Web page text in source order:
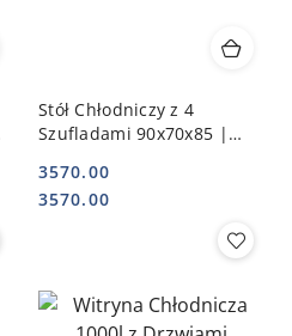
Stół Chłodniczy z 4
Szufladami 90x70x85 |
Cena:
3570.00
Cena:
3570.00